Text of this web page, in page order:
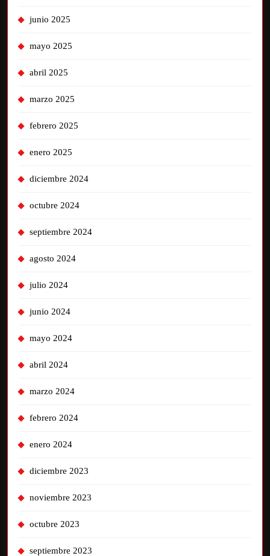
junio 2025
mayo 2025
abril 2025
marzo 2025
febrero 2025
enero 2025
diciembre 2024
octubre 2024
septiembre 2024
agosto 2024
julio 2024
junio 2024
mayo 2024
abril 2024
marzo 2024
febrero 2024
enero 2024
diciembre 2023
noviembre 2023
octubre 2023
septiembre 2023